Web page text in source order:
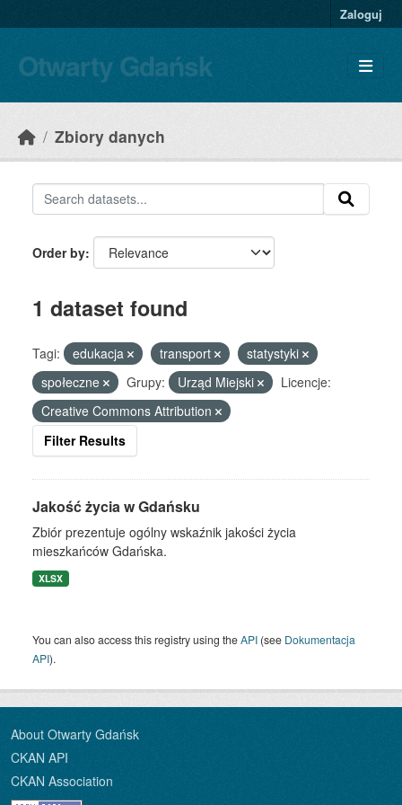
Zaloguj
Otwarty Gdańsk
Zbiory danych
Order by
1 dataset found
Tagi: edukacja transport
statystyki
społeczne
Grupy: Urząd Miejski
Licencje:
Creative Commons Attribution
Filter Results
Jakość życia w Gdańsku
Zbiór prezentuje ogólny wskaźnik jakości życia
mieszkańców Gdańska.
XLSX
You can also access this registry using theAPI (see Dokumentacja
API).
About Otwarty Gdańsk
CKAN API
CKAN Association